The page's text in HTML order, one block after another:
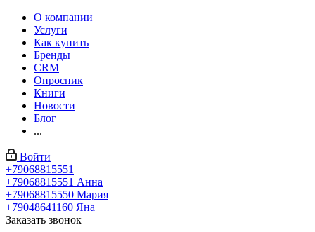
О компании
Услуги
Как купить
Бренды
CRM
Опросник
Книги
Новости
Блог
...
Войти
+79068815551
+79068815551 Анна
+79068815550 Мария
+79048641160 Яна
Заказать звонок